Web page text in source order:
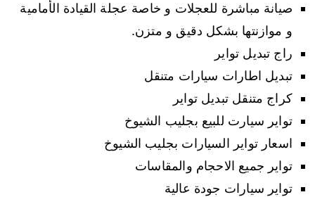
صيانة مباشرة للعجلات و خاصة عجلة القيادة الأمامية
و موازنتها بشكل دقيق و متزن.
راج تبديل تواير
تبديل اطارات سيارات متنقل
كراج متنقل تبديل تواير
تواير سيارت للبيع بجليب الشيوخ
اسعار تواير السيارات بجليب الشيوخ
تواير جميع الاحجام والمقاسات
تواير سيارات جودة عالية